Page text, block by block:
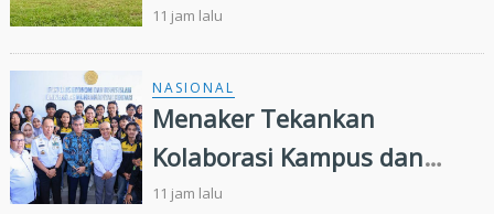
Karang Taruna Desa
Senama Nenek Siap
Sukseskan Perayaan HUT
ke-81
11 jam lalu
NASIONAL
Menaker Tekankan
Kolaborasi Kampus dan
Industri untuk Atasi
11 jam lalu